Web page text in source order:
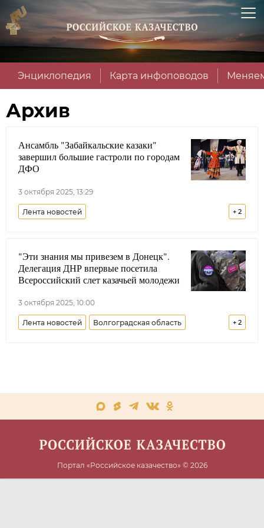
Энциклопедия Карта инфоповодов
Архив
Ансамбль "Забайкальские казаки"
завершил большие гастроли по городам
ДФО
3 октября 2025, 13:29
+ 2
Лента новостей
Забайкальское войсковое казачье общество
Забайкальский край
"Эти знания мы привезем в Донецк".
Делегация ДНР впервые посетила
Всероссийский слет казачьей молодежи
3 октября 2025, 10:00
+ 2
Лента новостей Волгоградская область
Казачья молодежь
Портал «Российское казачество» © 2026